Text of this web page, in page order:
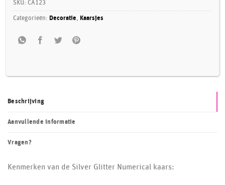
SKU: CA123
Categorieën: Decoratie, Kaarsjes
Beschrijving
Aanvullende informatie
Vragen?
Kenmerken van de Silver Glitter Numerical kaars: